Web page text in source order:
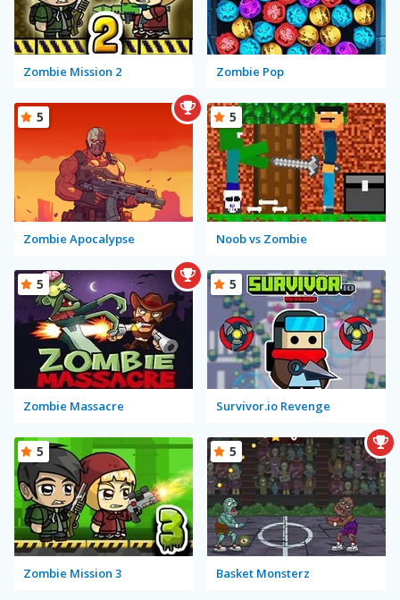
Zombie Mission 2 Zombie Pop
Zombie Apocalypse
5
Noob vs Zombie
5
Zombie Massacre
5
Survivor.io Revenge
5
Zombie Mission 3
5
Basket Monsterz
5